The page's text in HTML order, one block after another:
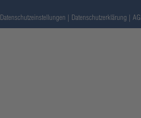
Datenschutzeinstellungen Datenschutzerklärung